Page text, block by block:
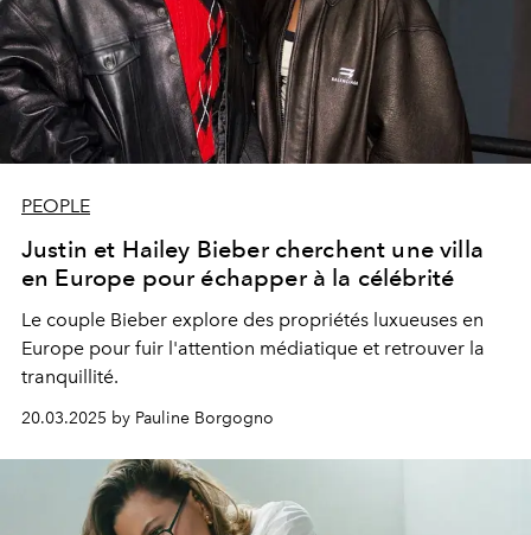
PEOPLE
Justin et Hailey Bieber cherchent une villa
en Europe pour échapper à la célébrité
Le couple Bieber explore des propriétés luxueuses en
Europe pour fuir l'attention médiatique et retrouver la
tranquillité.
20.03.2025 by Pauline Borgogno